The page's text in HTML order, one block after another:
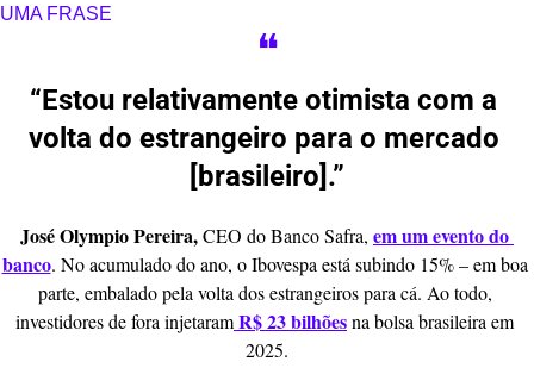
UMA FRASE
❝
“Estou relativamente otimista com a
volta do estrangeiro para o mercado
[brasileiro].”
José Olympio Pereira, CEO do Banco Safra, em um evento do
banco. No acumulado do ano, o Ibovespa está subindo 15% – em boa
parte, embalado pela volta dos estrangeiros para cá. Ao todo,
investidores de fora injetaram R$ 23 bilhões na bolsa brasileira em
2025.